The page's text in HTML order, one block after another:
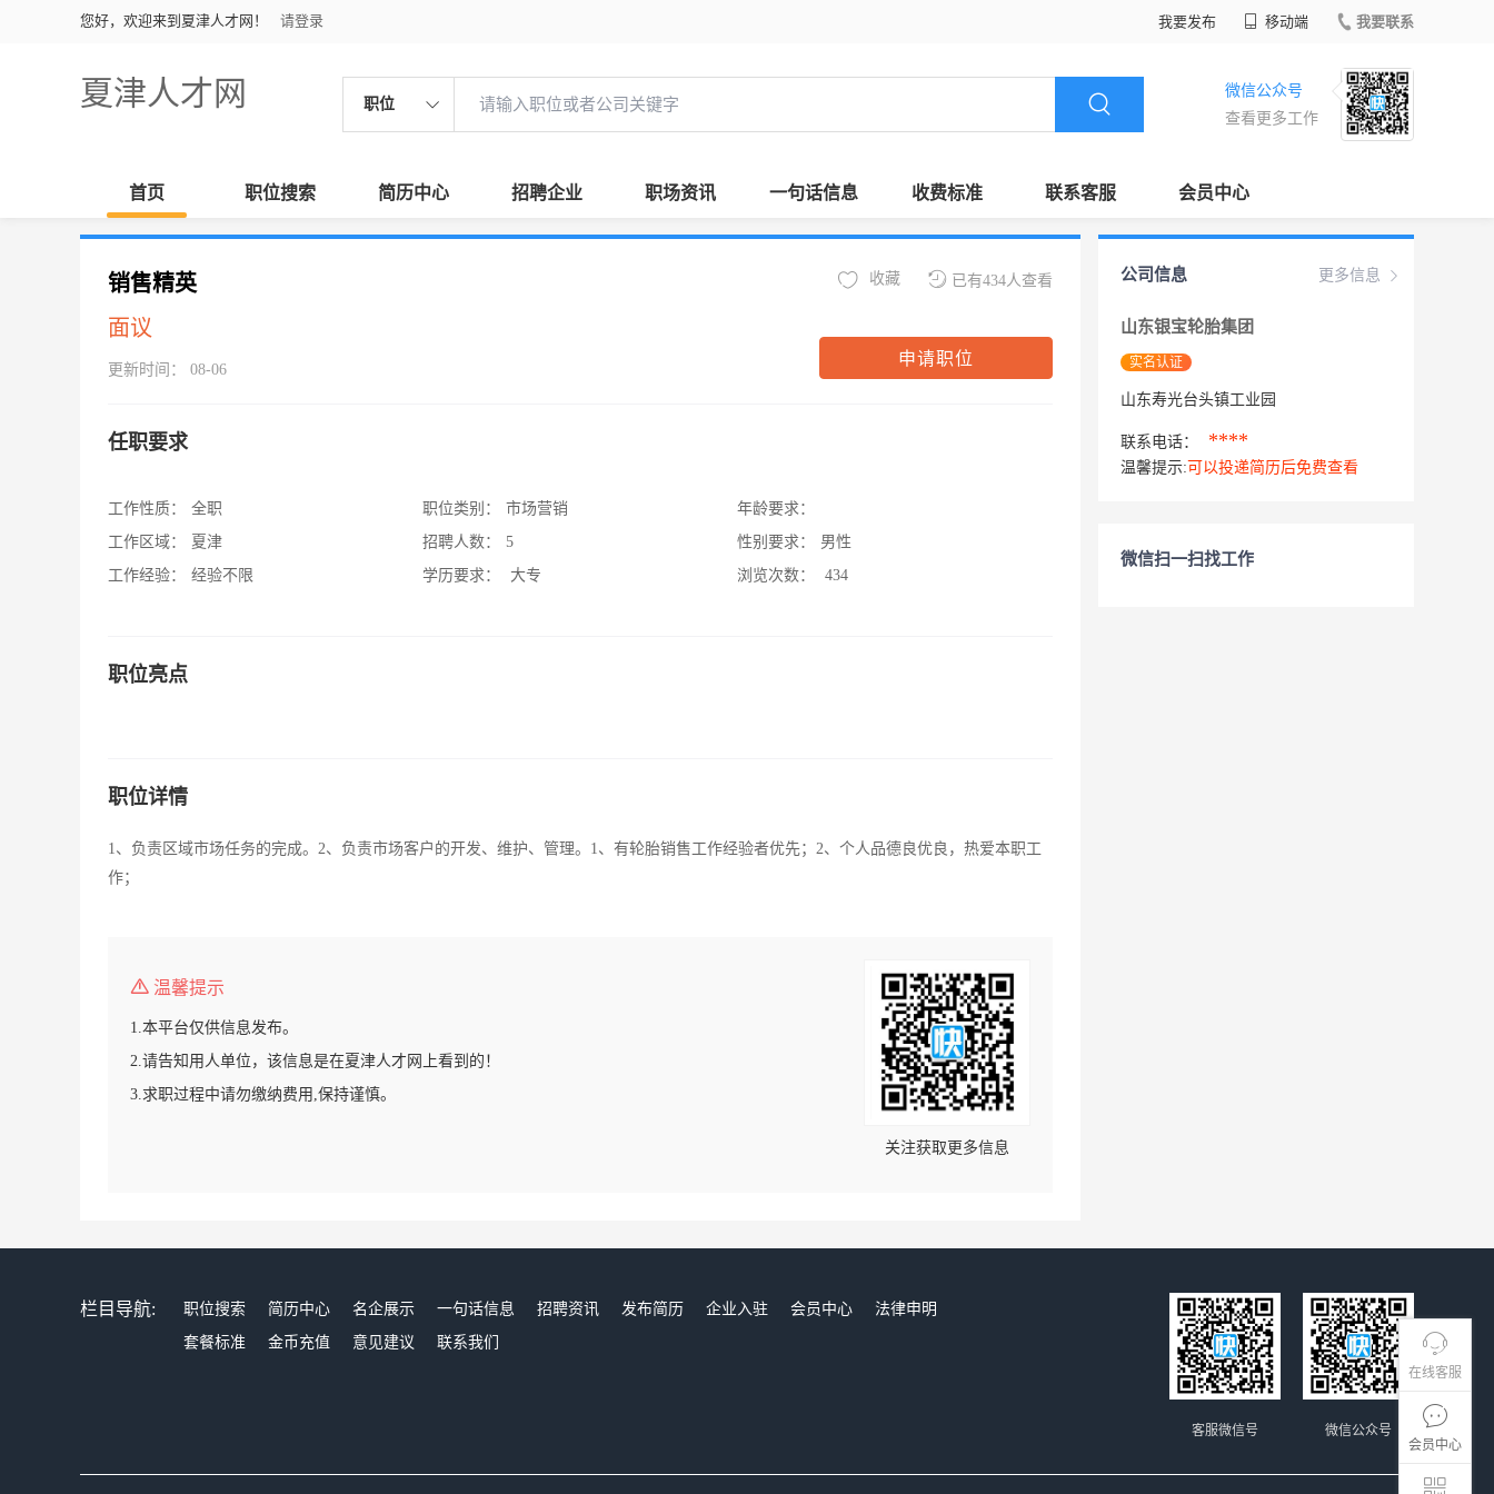
您好，欢迎来到夏津人才网！ 请登录 我要发布 移动端 我要联系
夏津人才网 职位
微信公众号
查看更多工作
首页 职位搜索 简历中心 招聘企业 职场资讯 一句话信息 收费标准 联系客服 会员中心
在线客服
会员中心
销售精英
面议
更新时间： 08-06
已有434人查看
收藏
申请职位
任职要求
工作性质：
全职
工作区域：
夏津
工作经验：
经验不限
职位类别：
市场营销
招聘人数：
5
学历要求：
大专
年龄要求：
性别要求：
男性
浏览次数：
434
职位亮点
职位详情
1、负责区域市场任务的完成。2、负责市场客户的开发、维护、管理。1、有轮胎销售工作经验者优先；2、个人品德良优良，热爱本职工
作；
温馨提示
1.本平台仅供信息发布。
2.请告知用人单位，该信息是在夏津人才网上看到的！
3.求职过程中请勿缴纳费用,保持谨慎。
关注获取更多信息
更多信息
公司信息
山东银宝轮胎集团
实名认证
山东寿光台头镇工业园
联系电话： ****
温馨提示: 可以投递简历后免费查看
微信扫一扫找工作
栏目导航: 职位搜索 简历中心 名企展示 一句话信息 招聘资讯 发布简历 企业入驻 会员中心
法律申明
套餐标准
金币充值 意见建议 联系我们
微信公众号
客服微信号